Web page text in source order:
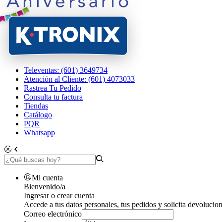
Televentas: (601) 3649734
Atención al Cliente: (601) 4073033
Rastrea Tu Pedido
Consulta tu factura
Tiendas
Catálogo
PQR
Whatsapp
Mi cuenta
Bienvenido/a
Ingresar o crear cuenta
Accede a tus datos personales, tus pedidos y solicita
Correo electrónico